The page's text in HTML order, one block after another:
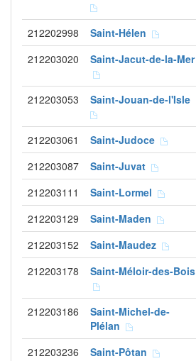
212202998 Saint-Hélen
212203020 Saint-Jacut-de-la-Mer
212203053 Saint-Jouan-de-l'Isle
212203061 Saint-Judoce
212203087 Saint-Juvat
212203111 Saint-Lormel
212203129 Saint-Maden
212203152 Saint-Maudez
212203178 Saint-Méloir-des-Bois
212203186
Saint-Michel-de-
Plélan
212203236 Saint-Pôtan